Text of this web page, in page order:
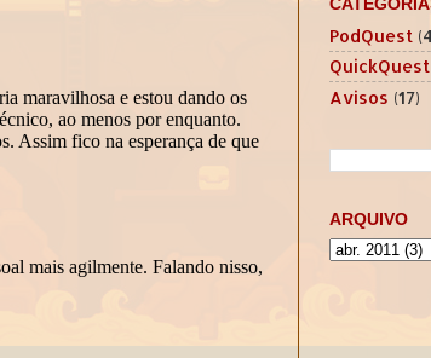
PodQuest
QuickQuest
Avisos (17)
ARQUIVO